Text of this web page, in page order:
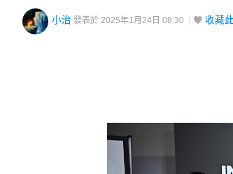
小治 發表於 2025年1月24日 08:30 收藏